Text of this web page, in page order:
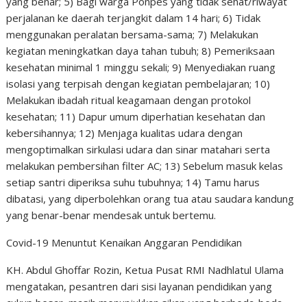
perjalanan ke daerah terjangkit dalam 14 hari; 6) Tidak
menggunakan peralatan bersama-sama; 7) Melakukan
kegiatan meningkatkan daya tahan tubuh; 8) Pemeriksaan
kesehatan minimal 1 minggu sekali; 9) Menyediakan ruang
isolasi yang terpisah dengan kegiatan pembelajaran; 10)
Melakukan ibadah ritual keagamaan dengan protokol
kesehatan; 11) Dapur umum diperhatian kesehatan dan
kebersihannya; 12) Menjaga kualitas udara dengan
mengoptimalkan sirkulasi udara dan sinar matahari serta
melakukan pembersihan filter AC; 13) Sebelum masuk kelas
setiap santri diperiksa suhu tubuhnya; 14) Tamu harus
dibatasi, yang diperbolehkan orang tua atau saudara kandung
yang benar-benar mendesak untuk bertemu.
Covid-19 Menuntut Kenaikan Anggaran Pendidikan
KH. Abdul Ghoffar Rozin, Ketua Pusat RMI Nadhlatul Ulama
mengatakan, pesantren dari sisi layanan pendidikan yang